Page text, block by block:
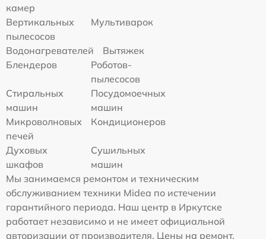
камер
Вертикальных
пылесосов
Мультиварок
Водонагревателей
Вытяжек
Блендеров
Роботов-
пылесосов
Стиральных
машин
Посудомоечных
машин
Микроволновых
печей
Кондиционеров
Духовых
шкафов
Сушильных
машин
Мы занимаемся ремонтом и техническим
обслуживанием техники Midea по истечении
гарантийного периода. Наш центр в Иркутске
работает независимо и не имеет официальной
авторизации от производителя. Цены на ремонт,